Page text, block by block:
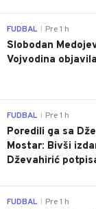
FUDBAL Pre 1 h
Slobodan
Vojvodina
FUDBAL Pre 1 h
Poredili ga sa
Mostar: Bivši
Dževahirić
FUDBAL Pre 1 h